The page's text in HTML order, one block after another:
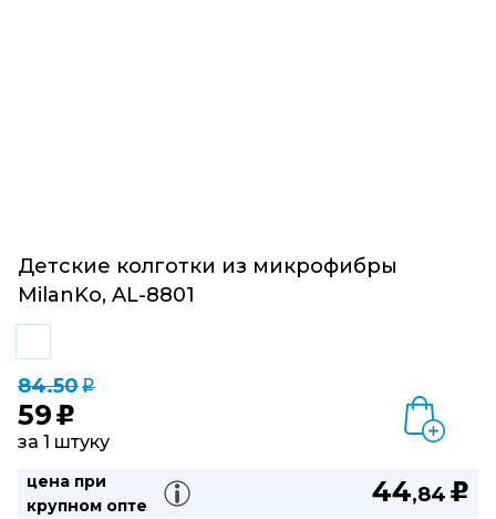
Детские колготки из микрофибры
MilanKo, AL-8801
84.50q
59 u
за 1 штуку
цена при
крупном опте
44,84 u